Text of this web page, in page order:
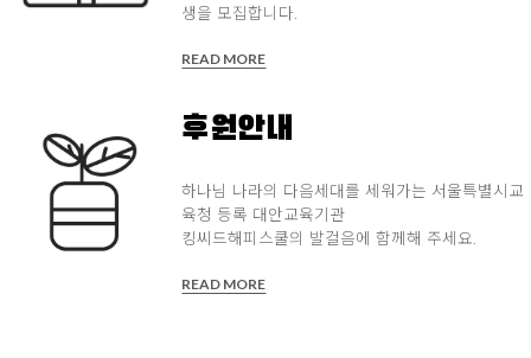
생을 모집합니다.
READ MORE
후원안내
하나님 나라의 다음세대를 세워가는 서울특별시교
육청 등록 대안교육기관
킹씨드해피스쿨의 발걸음에 함께해 주세요.
READ MORE